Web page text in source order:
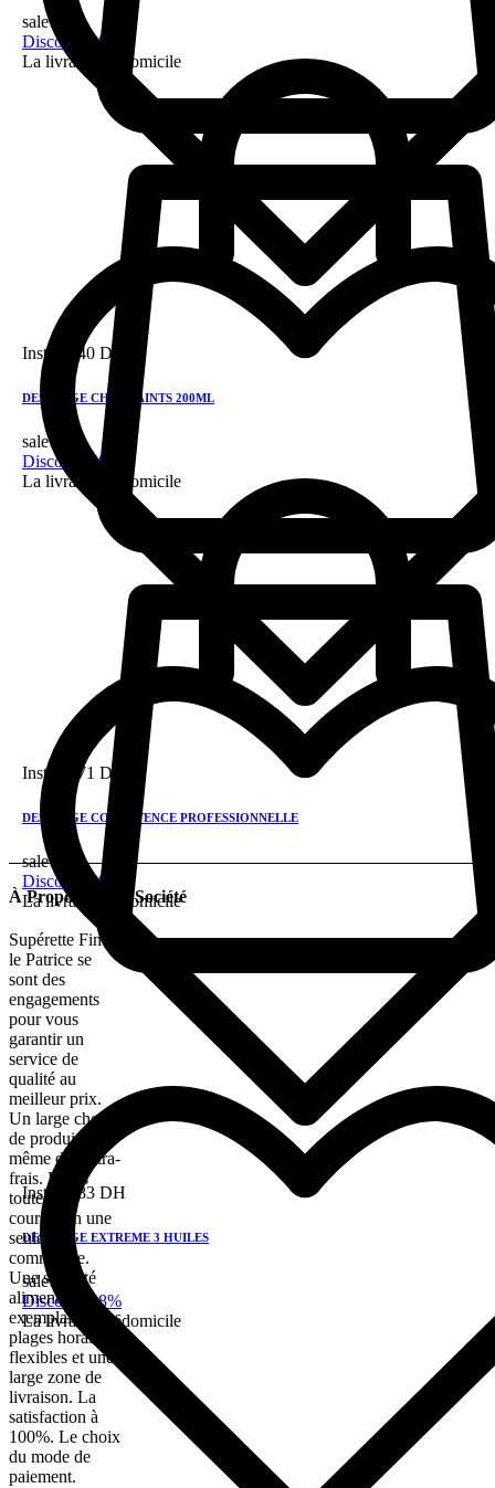
sale!
Discount 28%
La livraison a domicile
Instock 40 DH
DESSANGE CHV ETAINTS 200ML
sale!
Discount 28%
La livraison a domicile
Instock 71 DH
DESSANGE COMPETENCE PROFESSIONNELLE
sale!
Discount 28%
La livraison a domicile
Instock 83 DH
DESSANGE EXTREME 3 HUILES
sale!
Discount 28%
La livraison a domicile
À Propos De La Société
Supérette Fine
le Patrice se
sont des
engagements
pour vous
garantir un
service de
qualité au
meilleur prix.
Un large choix
de produits,
même de l'ultra-
frais. Faites
toutes vos
courses en une
seule
commande.
Une sécurité
alimentaire
exemplaire. Des
plages horaires
flexibles et une
large zone de
livraison. La
satisfaction à
100%. Le choix
du mode de
paiement.